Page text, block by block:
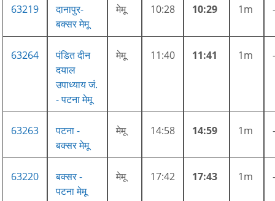
63219
दानापुर-
बक्सर मेमू
मेमू 10:28 10:29 1m
63264
पंडित दीन
दयाल
उपाध्याय जं.
- पटना मेमू
मेमू 11:40 11:41 1m
63263
पटना -
बक्सर मेमू
मेमू 14:58 14:59 1m
63220
बक्सर -
पटना मेमू
मेमू 17:42 17:43 1m